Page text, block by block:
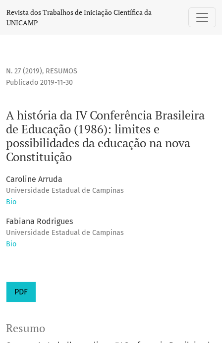
A história da IV Conferência Brasileira de Educação
Revista dos Trabalhos de Iniciação Científica da
UNICAMP
N. 27 (2019), RESUMOS
A história da IV Conferência Brasileira
de Educação (1986): limites e
possibilidades da educação na nova
Constituição
Publicado 2019-11-30
Caroline Arruda
Universidade Estadual de Campinas
Bio
Fabiana Rodrigues
Universidade Estadual de Campinas
Bio
PDF
Resumo